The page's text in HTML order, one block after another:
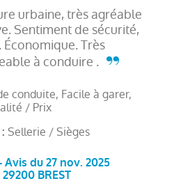
urbaine, très agréable
Sentiment de sécurité,
Très
à conduire .
conduite, Facile à garer,
/ Prix
Sellerie / Sièges
Avis du 27 nov. 2025
BREST